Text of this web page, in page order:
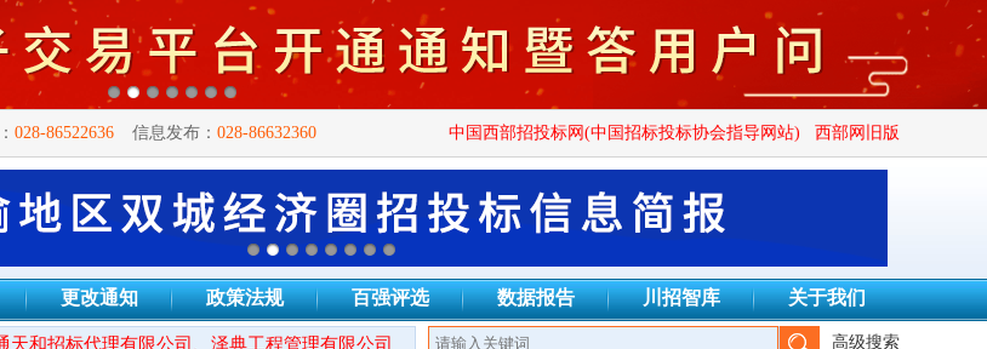
028-86522636 信息发布： 028-86632360 中国西部招投标网(中国招标投标协会指导网站) 西部网旧版
更改通知 政策法规 百强评选 数据报告 川招智库 关于我们
和招标代理有限公司、泽典工程管理有限公司、四川秦镜招标代理有限公司、成都万安建设项目管理有限公司、四川广
高级搜索